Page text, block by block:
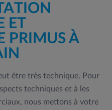
ET
PRIMUS À
être très technique. Pour
techniques et à les
nous mettons à votre